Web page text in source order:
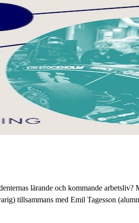
lärande och kommande
tillsammans med Emil Tagesson